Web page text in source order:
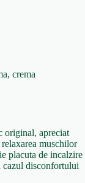
, crema
original, apreciat
muschilor
placuta de incalzire
cazul disconfortului